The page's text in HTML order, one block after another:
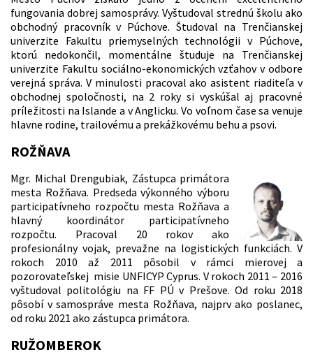
fungovania dobrej samosprávy. Vyštudoval strednú školu ako
obchodný pracovník v Púchove. Študoval na Trenčianskej
univerzite Fakultu priemyselných technológii v Púchove,
ktorú nedokončil, momentálne študuje na Trenčianskej
univerzite Fakultu sociálno-ekonomických vzťahov v odbore
verejná správa. V minulosti pracoval ako asistent riaditeľa v
obchodnej spoločnosti, na 2 roky si vyskúšal aj pracovné
príležitosti na Islande a v Anglicku. Vo voľnom čase sa venuje
hlavne rodine, trailovému a prekážkovému behu a psovi.
ROŽŇAVA
Mgr. Michal Drengubiak, Zástupca primátora
mesta Rožňava. Predseda výkonného výboru
participatívneho rozpočtu mesta Rožňava a
hlavný koordinátor participatívneho
rozpočtu. Pracoval 20 rokov ako
profesionálny vojak, prevažne na logistických funkciách. V
rokoch 2010 až 2011 pôsobil v rámci mierovej a
pozorovateľskej misie UNFICYP Cyprus. V rokoch 2011 – 2016
vyštudoval politológiu na FF PÚ v Prešove. Od roku 2018
pôsobí v samospráve mesta Rožňava, najprv ako poslanec,
od roku 2021 ako zástupca primátora.
RUŽOMBEROK